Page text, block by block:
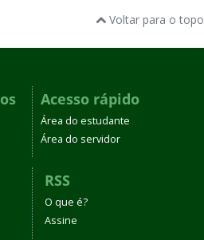
Voltar para o topo
Acesso rápido
Área do estudante
Área do servidor
RSS
O que é?
Assine